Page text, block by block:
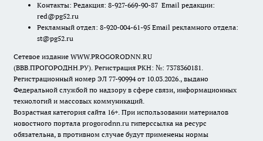
Контакты: Редакция: 8-927-669-90-87 Email редакции:
red@pg52.ru
Рекламный отдел: 8-920-004-61-95 Email рекламного отдела:
st@pg52.ru
Сетевое издание WWW.PROGORODNN.RU
(ВВВ.ПРОГОРОДНН.РУ). Регистрация РКН: №: 7378360181.
Регистрационный номер ЭЛ 77-90994 от 10.03.2026., выдано
Федеральной службой по надзору в сфере связи, информационных
технологий и массовых коммуникаций.
Возрастная категория сайта 16+. При использовании материалов
новостного портала progorodnn.ru гиперссылка на ресурс
обязательна, в противном случае будут применены нормы